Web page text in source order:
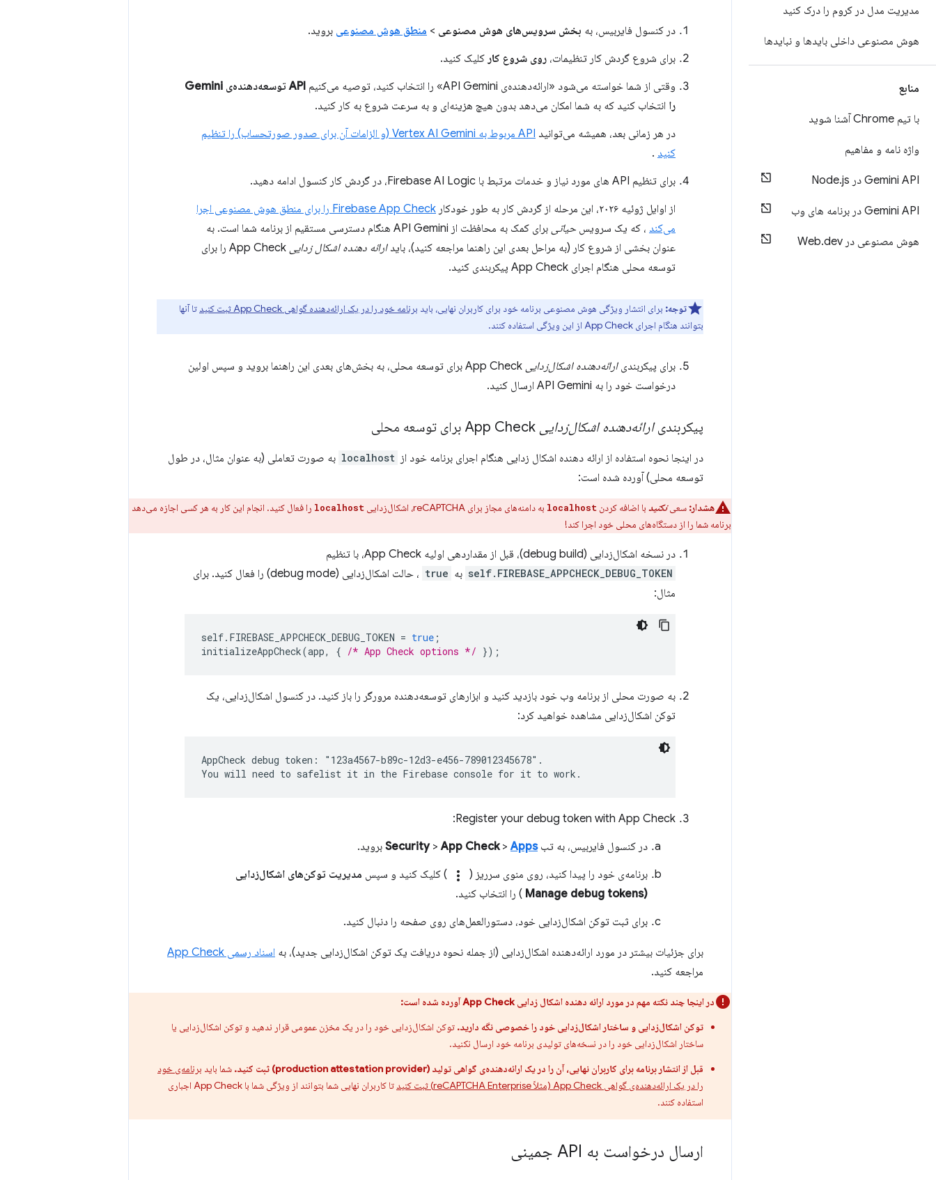
مدیریت مدل در کروم را درک کنید
هوش مصنوعی داخلی بایدها و نبایدها
منابع
با تیم Chrome آشنا شوید
واژه نامه و مفاهیم
Gemini API در Node .js
Gemini API در برنامه های وب
هوش مصنوعی در Web .dev
در کنسول فایربیس، به بخش سرویس‌های هوش مصنوعی > منطق هوش مصنوعی بروید.
برای شروع گردش کار تنظیمات، روی شروع کار کلیک کنید.
وقتی از شما خواسته می‌شود «ارائه‌دهنده‌ی API Gemini» را انتخاب کنید، توصیه می‌کنیم
API توسعه‌دهنده‌ی Gemini
را انتخاب کنید که به شما امکان می‌دهد بدون هیچ هزینه‌ای و به سرعت شروع به کار کنید.
در هر زمانی بعد، همیشه می‌توانید
API مربوط به Vertex AI Gemini (و الزامات آن برای صدور صورتحساب) را تنظیم
کنید .
برای تنظیم API های مورد نیاز و خدمات مرتبط با Firebase AI Logic، در گردش کار کنسول ادامه دهید.
از اوایل ژوئیه ۲۰۲۶، این مرحله از گردش کار به طور خودکار
Firebase App Check را برای منطق هوش مصنوعی اجرا
می‌کند ، که یک سرویس حیاتی
برای کمک به محافظت از API Gemini هنگام دسترسی مستقیم از برنامه شما است. به
عنوان بخشی از شروع کار (به مراحل بعدی این راهنما مراجعه کنید)، بایدارائه دهنده اشکال زدایی
App Check را برای
توسعه محلی هنگام اجرای App Check پیکربندی کنید.
توجه: برای انتشار ویژگی هوش مصنوعی برنامه خود برای کاربران نهایی، باید برنامه خود را در یک ارائه‌دهنده گواهی App Check ثبت کنید
تا آنها
بتوانند هنگام اجرای App Check از این ویژگی استفاده کنند.
برای پیکربندیارائه‌دهنده اشکال‌زدایی
App Check برای توسعه محلی، به بخش‌های بعدی این راهنما بروید و سپس اولین
درخواست خود را به API Gemini ارسال کنید.
پیکربندیارائه‌دهنده اشکال‌زدایی
در اینجا نحوه استفاده از ارائه دهنده اشکال زدایی هنگام اجرای برنامه خود از localhost به صورت تعاملی (به عنوان مثال، در طول
توسعه محلی) آورده شده است:
هشدار: سعینکنید با اضافه کردن localhost به دامنه‌های مجاز برای reCAPTCHA، اشکال‌زدایی localhost را فعال کنید. انجام این کار به هر کسی اجازه می‌دهد
برنامه شما را از دستگاه‌های محلی خود اجرا کند!
در نسخه اشکال‌زدایی (debug build)، قبل از مقداردهی اولیه App Check، با تنظیم
self.FIREBASE_APPCHECK_DEBUG_TOKEN به true
، حالت اشکال‌زدایی (debug mode) را فعال کنید. برای
مثال:
self. FIREBASE_APPCHECK_DEBUG_TOKEN = true ;
initializeAppCheck(app, { /* App Check options */ });
به صورت محلی از برنامه وب خود بازدید کنید و ابزارهای توسعه‌دهنده مرورگر را باز کنید. در کنسول اشکال‌زدایی، یک
توکن اشکال‌زدایی مشاهده خواهید کرد:
AppCheck debug token: "123a4567-b89c-12d3-e456-789012345678".
Register your debug token with App Check:
در کنسول فایربیس، به تب
Security>App Check>Apps
بروید.
برنامه‌ی خود را پیدا کنید، روی منوی سرریز (
more_vert ) کلیک کنید و سپس مدیریت توکن‌های اشکال‌زدایی
(Manage debug tokens
) را انتخاب کنید.
برای ثبت توکن اشکال‌زدایی خود، دستورالعمل‌های روی صفحه را دنبال کنید.
برای جزئیات بیشتر در مورد ارائه‌دهنده اشکال‌زدایی (از جمله نحوه دریافت یک توکن اشکال‌زدایی جدید)، به اسناد رسمی App Check
مراجعه کنید.
در اینجا چند نکته مهم در مورد ارائه دهنده اشکال زدایی App Check آورده شده است:
توکن اشکال‌زدایی و ساختار اشکال‌زدایی خود را خصوصی نگه دارید. توکن اشکال‌زدایی خود را در یک مخزن عمومی قرار ندهید و توکن اشکال‌زدایی یا
ساختار اشکال‌زدایی خود را در نسخه‌های تولیدی برنامه خود ارسال نکنید.
قبل از انتشار برنامه برای کاربران نهایی، آن را در یک ارائه‌دهنده‌ی گواهی تولید (production attestation provider) ثبت کنید.
شما باید برنامه‌ی خود
را در یک ارائه‌دهنده‌ی گواهی App Check (مثلاً reCAPTCHA Enterprise) ثبت کنید
تا کاربران نهایی شما بتوانند از ویژگی شما با App Check اجباری
استفاده کنند.
ارسال درخواست به API جمینی